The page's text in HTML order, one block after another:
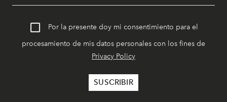
Por la presente doy mi consentimiento para el
procesamiento de mis datos personales con los fines de
Privacy Policy